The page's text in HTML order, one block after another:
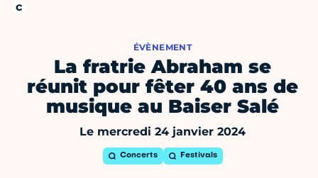
ÉVÈNEMENT
La fratrie Abraham se
réunit pour fêter 40 ans de
musique au Baiser Salé
Le mercredi 24 janvier 2024
Concerts Festivals